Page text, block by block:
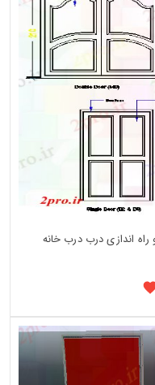
اندازی درب درب خانه